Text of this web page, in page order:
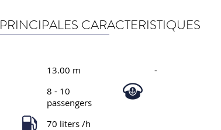
PRINCIPALES CARACTERISTIQUES
13.00 m
8 - 10
passengers
-
70 liters /h